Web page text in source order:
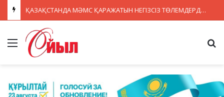
ҚАЗАҚСТАНДА МӘМС ҚАРАЖАТЫН НЕГІЗСІЗ ТӨЛЕМДЕРДЕН ҚОРҒАУДЫҢ ЖАҢА ЖҮЙЕСІ ҚҰРЫЛУДА
Menu